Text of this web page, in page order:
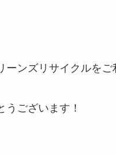
ーンズリサイクルをご
うございます！